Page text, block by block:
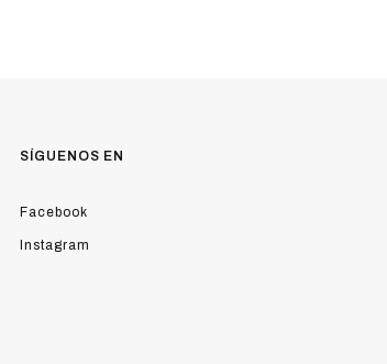
SÍGUENOS EN
Facebook
Instagram